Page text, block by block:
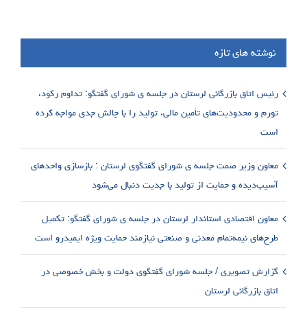
نوشته های تازه
رئیس اتاق بازرگانی لرستان در جلسه ی شورای گفتگو: تداوم رکود،
تورم و محدودیت‌های تأمین مالی، تولید را با چالش جدی مواجه کرده
است
معاون وزیر صمت جلسه ی شورای گفتگوی لرستان : بازسازی واحدهای
آسیب‌دیده و حمایت از تولید با جدیت دنبال می‌شود
معاون اقتصادی استاندار لرستان در جلسه ی شورای گفتگو: تکمیل
طرح‌های نیمه‌تمام معدنی و صنعتی نیازمند حمایت ویژه ایمیدرو است
گزارش تصویری / جلسه شورای گفتگوی دولت و بخش خصوصی در
اتاق بازرگانی لرستان